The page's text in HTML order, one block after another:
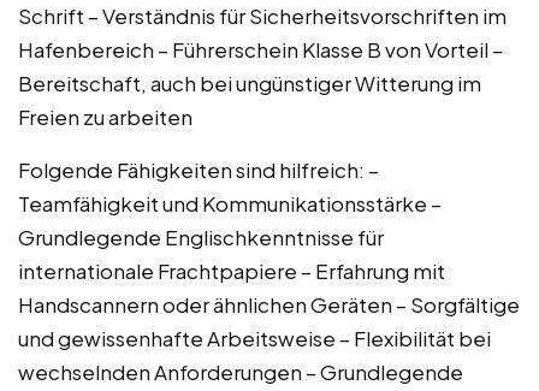
Schrift – Verständnis für Sicherheitsvorschriften im
Hafenbereich – Führerschein Klasse B von Vorteil –
Bereitschaft, auch bei ungünstiger Witterung im
Freien zu arbeiten
Folgende Fähigkeiten sind hilfreich: –
Teamfähigkeit und Kommunikationsstärke –
Grundlegende Englischkenntnisse für
internationale Frachtpapiere – Erfahrung mit
Handscannern oder ähnlichen Geräten – Sorgfältige
und gewissenhafte Arbeitsweise – Flexibilität bei
wechselnden Anforderungen – Grundlegende